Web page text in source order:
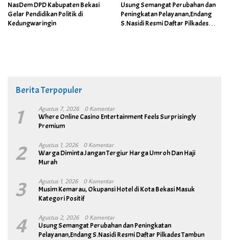
NasDem DPD Kabupaten Bekasi
Gelar Pendidikan Politik di
Kedungwaringin
Usung Semangat Perubahan dan
Peningkatan Pelayanan,Endang
S.Nasidi Resmi Daftar Pilkades
Berita Terpopuler
1 Agustus 7, 2026 0 Komentar
Where Online Casino Entertainment Feels Surprisingly
Premium
2 Agustus 1, 2026 0 Komentar
Warga Diminta Jangan Tergiur Harga Umroh Dan Haji
Murah
3 Agustus 1, 2026 0 Komentar
Musim Kemarau, Okupansi Hotel di Kota Bekasi Masuk
Kategori Positif
4 Agustus 2, 2026 0 Komentar
Usung Semangat Perubahan dan Peningkatan
Pelayanan,Endang S.Nasidi Resmi Daftar Pilkades Tambun